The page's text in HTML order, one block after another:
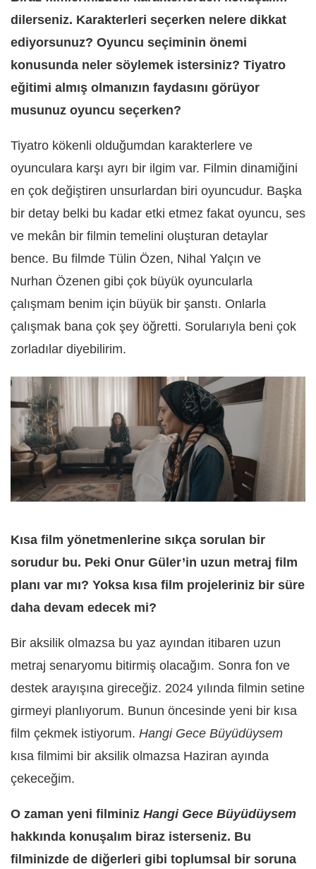
dilerseniz. Karakterleri seçerken nelere dikkat
ediyorsunuz? Oyuncu seçiminin önemi
konusunda neler söylemek istersiniz? Tiyatro
eğitimi almış olmanızın faydasını görüyor
musunuz oyuncu seçerken?
Tiyatro kökenli olduğumdan karakterlere ve
oyunculara karşı ayrı bir ilgim var. Filmin dinamiğini
en çok değiştiren unsurlardan biri oyuncudur. Başka
bir detay belki bu kadar etki etmez fakat oyuncu, ses
ve mekân bir filmin temelini oluşturan detaylar
bence. Bu filmde Tülin Özen, Nihal Yalçın ve
Nurhan Özenen gibi çok büyük oyuncularla
çalışmam benim için büyük bir şanstı. Onlarla
çalışmak bana çok şey öğretti. Sorularıyla beni çok
zorladılar diyebilirim.
Kısa film yönetmenlerine sıkça sorulan bir
sorudur bu. Peki Onur Güler’in uzun metraj film
planı var mı? Yoksa kısa film projeleriniz bir süre
daha devam edecek mi?
Bir aksilik olmazsa bu yaz ayından itibaren uzun
metraj senaryomu bitirmiş olacağım. Sonra fon ve
destek arayışına gireceğiz. 2024 yılında filmin setine
girmeyi planlıyorum. Bunun öncesinde yeni bir kısa
film çekmek istiyorum. Hangi Gece Büyüdüysem
kısa filmimi bir aksilik olmazsa Haziran ayında
çekeceğim.
O zaman yeni filminiz Hangi Gece Büyüdüysem
hakkında konuşalım biraz isterseniz. Bu
filminizde de diğerleri gibi toplumsal bir soruna